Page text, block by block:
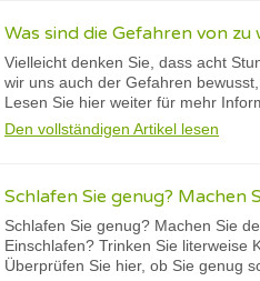
Was sind die Gefahren von zu
Vielleicht denken Sie, dass acht
wir uns auch der Gefahren
Lesen Sie hier weiter für mehr
Den vollständigen Artikel lesen
Schlafen Sie genug? Machen
Schlafen Sie genug? Machen Sie
Einschlafen? Trinken Sie literweise
Überprüfen Sie hier, ob Sie genug